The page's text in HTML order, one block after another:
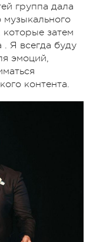
группа дала
затем
. Я всегда буду
эмоций,
контента.